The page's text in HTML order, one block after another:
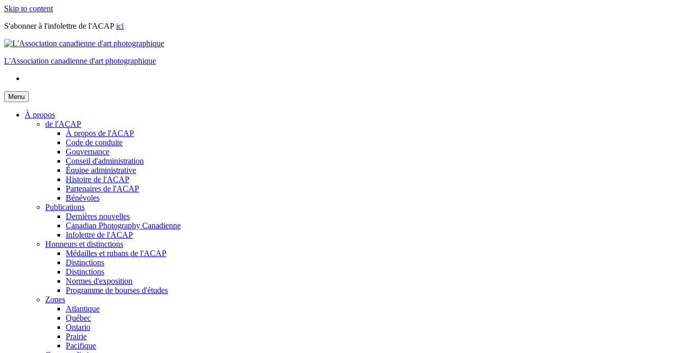
Skip to content
S'abonner à l'infolettre de l'ACAPici
L'Association canadienne d'art photographique
Menu
À propos
de l'ACAP
À propos de l'ACAP
Code de conduite
Gouvernance
Conseil d'administration
Équipe administrative
Histoire de l'ACAP
Partenaires de l'ACAP
Bénévoles
Publications
Dernières nouvelles
Canadian Photography Canadienne
Infolettre de l'ACAP
Honneurs et distinctions
Médailles et rubans de l'ACAP
Distinctions
Distinctions
Normes d'exposition
Programme de bourses d'études
Zones
Atlantique
Québec
Ontario
Prairie
Pacifique